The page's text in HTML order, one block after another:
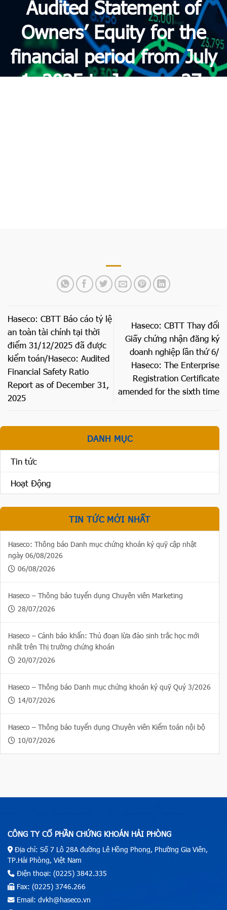
Audited Statement of
Owners’ Equity for the
financial period from July
1, 2025 to January 27,
Haseco: CBTT Báo cáo tỷ lệ
an toàn tài chính tại thời
điểm 31/12/2025 đã được
kiểm toán/Haseco: Audited
Financial Safety Ratio
Report as of December 31,
2025
Haseco: CBTT Thay đổi
Giấy chứng nhận đăng ký
doanh nghiệp lần thứ 6/
Haseco: The Enterprise
Registration Certificate
amended for the sixth time
DANH MỤC
Tin tức
Hoạt Động
TIN TỨC MỚI NHẤT
Haseco: Thông báo Danh mục chứng khoán ký quỹ cập nhật
ngày 06/08/2026
06/08/2026
Haseco – Thông báo tuyển dụng Chuyên viên Marketing
28/07/2026
Haseco – Cảnh báo khẩn: Thủ đoạn lừa đảo sinh trắc học mới
nhất trên Thị trường chứng khoán
20/07/2026
Haseco – Thông báo Danh mục chứng khoán ký quỹ Quý 3/2026
14/07/2026
Haseco – Thông báo tuyển dụng Chuyên viên Kiểm toán nội bộ
10/07/2026
CÔNG TY CỔ PHẦN CHỨNG KHOÁN HẢI PHÒNG
Địa chỉ: Số 7 Lô 28A đường Lê Hồng Phong, Phường Gia Viên,
TP.Hải Phòng, Việt Nam
Điện thoại: (0225) 3842.335
Fax: (0225) 3746.266
Email: dvkh@haseco.vn